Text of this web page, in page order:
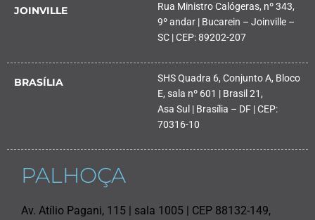
JOINVILLE
Rua Ministro Calógeras, nº 343,
9º andar | Bucarein – Joinville –
SC | CEP: 89202-207
BRASÍLIA
SHS Quadra 6, Conjunto A, Bloco
E, sala nº 601 | Brasil 21,
Asa Sul | Brasília – DF | CEP:
70316-10
PALHOÇA
Av. Atílio Pagani, 115 | sala 1005 | CEP 88132-149,